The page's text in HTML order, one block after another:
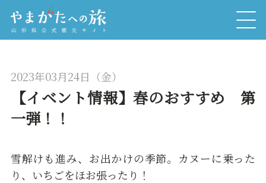
【イベント情報】春のおすすめ 第
一弾！！
2023年03月24日（金）
雪解けも進み、お出かけの季節。カヌーに乗った
り、いちごをほお張ったり！